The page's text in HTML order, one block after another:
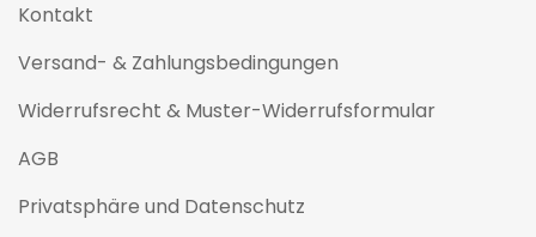
Kontakt
Versand- & Zahlungsbedingungen
Widerrufsrecht & Muster-Widerrufsformular
AGB
Privatsphäre und Datenschutz